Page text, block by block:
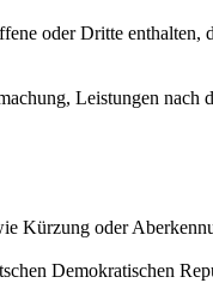
oder Dritte
Leistungen nach
Kürzung oder
Demokratischen